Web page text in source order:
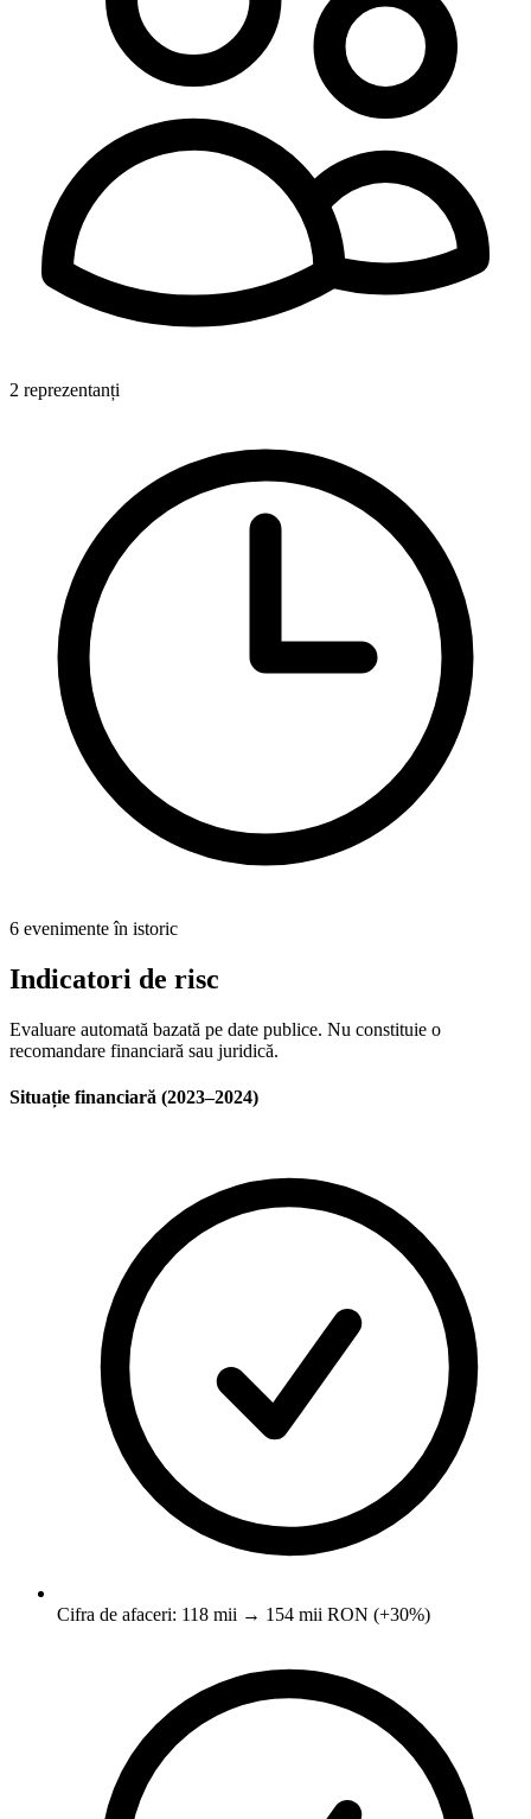
2 reprezentanți
6 evenimente în istoric
Indicatori de risc
Evaluare automată bazată pe date publice. Nu constituie o
recomandare financiară sau juridică.
Situație financiară (2023–2024)
Cifra de afaceri: 118 mii → 154 mii RON (+30%)